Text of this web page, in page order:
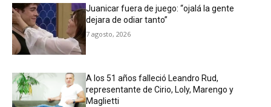
Juanicar fuera de juego: “ojalá la gente
dejara de odiar tanto”
7 agosto, 2026
A los 51 años falleció Leandro Rud,
representante de Cirio, Loly, Marengo y
Maglietti